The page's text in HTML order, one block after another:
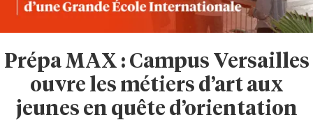
Prépa MAX : Campus Versailles
ouvre les métiers d’art aux
jeunes en quête d’orientation